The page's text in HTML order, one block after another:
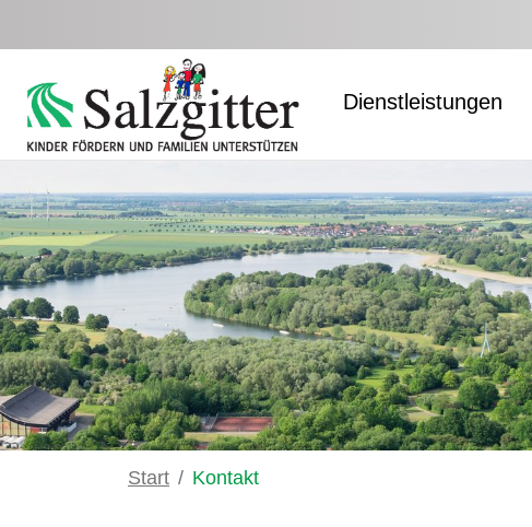
Dienstleistungen
Start Kontakt